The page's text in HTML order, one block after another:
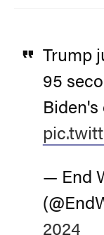
Trump
95
— End
2024